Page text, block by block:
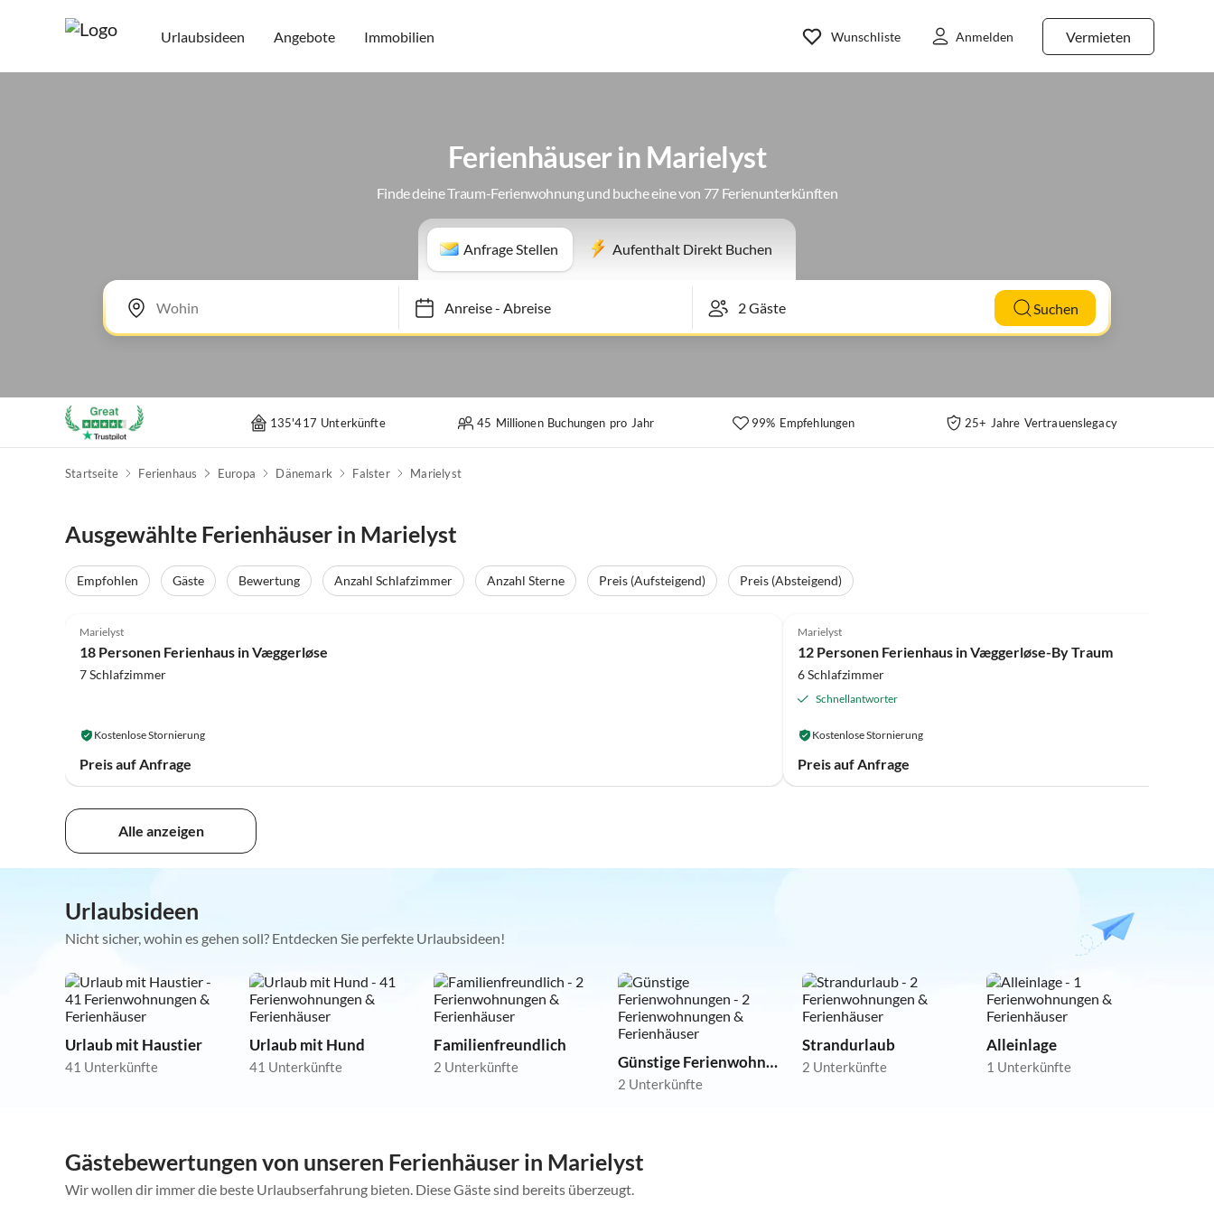
Urlaubsideen Angebote Immobilien Vermieten
Wunschliste Anmelden
Ferienhäuser in Marielyst
Finde deine Traum-Ferienwohnung und buche eine von 77 Ferienunterkünften
Anfrage Stellen Aufenthalt Direkt Buchen
Anreise- Abreise Suchen
135'417 Unterkünfte 45 Millionen Buchungen pro Jahr 99% Empfehlungen 25+ Jahre Vertrauenslegacy
Startseite Ferienhaus Europa Dänemark Falster Marielyst
Ausgewählte Ferienhäuser in Marielyst
Empfohlen Gäste Bewertung Anzahl Schlafzimmer Anzahl Sterne Preis (Aufsteigend)
Preis (Absteigend)
Marielyst
18 Personen Ferienhaus in Væggerløse
7 Schlafzimmer
Kostenlose Stornierung
Preis auf Anfrage
Marielyst
12 Personen Ferienhaus in Væggerløse-By Traum
6 Schlafzimmer
Schnellantworter
Kostenlose Stornierung
Preis auf Anfrage
Alle anzeigen
Urlaubsideen
Nicht sicher, wohin es gehen soll? Entdecken Sie perfekte Urlaubsideen!
Urlaub mit Haustier
41 Unterkünfte
Urlaub mit Hund
41 Unterkünfte
Familienfreundlich
2 Unterkünfte Günstige Ferienwohnungen
2 Unterkünfte
Strandurlaub
2 Unterkünfte
Alleinlage
1 Unterkünfte
Gästebewertungen von unseren Ferienhäuser in Marielyst
Wir wollen dir immer die beste Urlaubserfahrung bieten. Diese Gäste sind bereits überzeugt.